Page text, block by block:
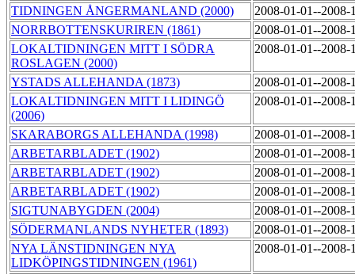
TIDNINGEN ÅNGERMANLAND (2000)
2008-01-01--
NORRBOTTENSKURIREN (1861)
2008-01-01--
LOKALTIDNINGEN MITT I SÖDRA
ROSLAGEN (2000)
2008-01-01--
YSTADS ALLEHANDA (1873)
2008-01-01--
LOKALTIDNINGEN MITT I LIDINGÖ
(2006)
2008-01-01--
SKARABORGS ALLEHANDA (1998)
2008-01-01--
ARBETARBLADET (1902)
2008-01-01--
ARBETARBLADET (1902)
2008-01-01--
ARBETARBLADET (1902)
2008-01-01--
SIGTUNABYGDEN (2004)
2008-01-01--
SÖDERMANLANDS NYHETER (1893)
2008-01-01--
NYA LÄNSTIDNINGEN NYA
LIDKÖPINGSTIDNINGEN (1961)
2008-01-01--